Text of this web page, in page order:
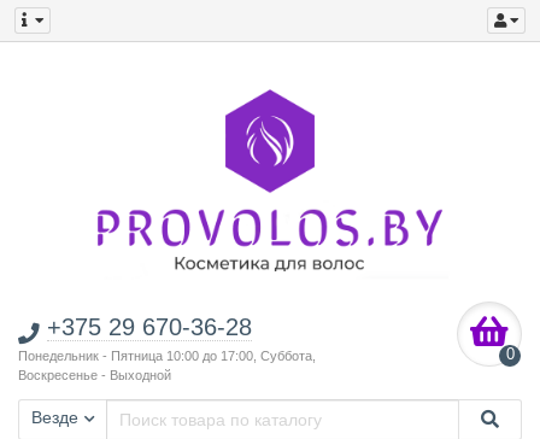
+375 29 670-36-28
Понедельник - Пятница 10:00 до 17:00, Суббота,
Воскресенье - Выходной
0
Везде